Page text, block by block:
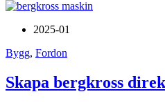
2025-01
Bygg, Fordon
Skapa bergkross